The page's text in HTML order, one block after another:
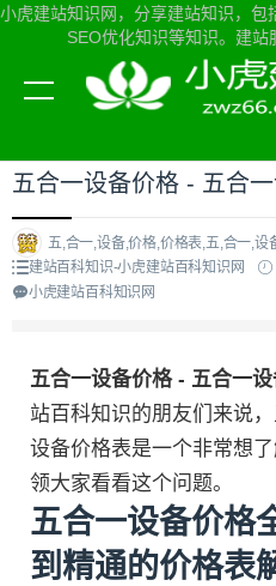
小虎建站知识网，分享建站知识，包
SEO优化知识等知识。建
当前位置：小虎建站知识网首页>
五合一设备价格 - 五合
五,合一,设备,价格,价格表,五,合一,设
建站百科知识-小虎建站百科知识网
小虎建站百科知识网
五合一设备价格 - 五合一
站百科知识的朋友们来说
设备价格表是一个非常想
领大家看看这个问题。
五合一设备价格
到精通的价格表